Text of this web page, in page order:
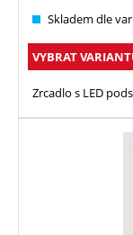
Skladem dle
VYBRAT
Zrcadlo s LED